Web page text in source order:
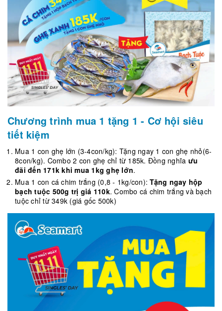
Chương trình mua 1 tặng 1 - Cơ hội siêu
tiết kiệm
Mua 1 con ghẹ lớn (3-4con/kg): Tặng ngay 1 con ghẹ nhỏ(6-
8con/kg). Combo 2 con ghẹ chỉ từ 185k. Đồng nghĩa ưu
đãi đến 171k khi mua 1kg ghẹ lớn.
Mua 1 con cá chim trắng (0,8 - 1kg/con):Tặng ngay hộp
bạch tuộc 500g trị giá 110k. Combo cá chim trắng và bạch
tuộc chỉ từ 349k (giá gốc 500k)